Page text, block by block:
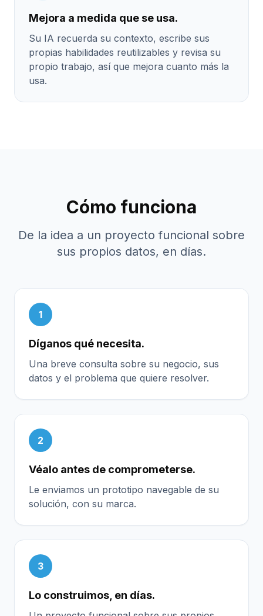
Mejora a medida que se usa.
Su IA recuerda su contexto, escribe sus
propias habilidades reutilizables y revisa su
propio trabajo, así que mejora cuanto más la
usa.
Cómo funciona
De la idea a un proyecto funcional sobre
sus propios datos, en días.
1
Díganos qué necesita.
Una breve consulta sobre su negocio, sus
datos y el problema que quiere resolver.
2
Véalo antes de comprometerse.
Le enviamos un prototipo navegable de su
solución, con su marca.
3
Lo construimos, en días.